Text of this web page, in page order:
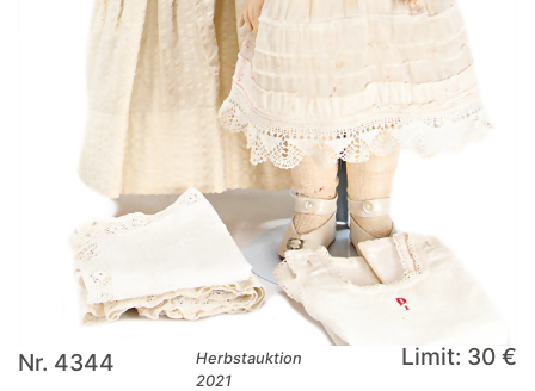
Nr. 4344
Herbstauktion
2021
Limit: 30 €